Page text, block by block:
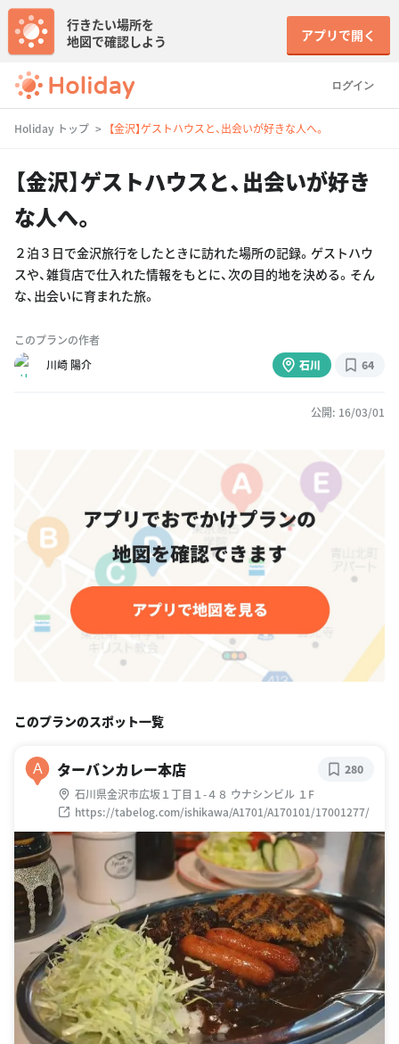
ログイン
行きたい場所を
地図で確認しよう
アプリで開く
Holiday トップ 【金沢】ゲストハウスと、出会いが好きな人へ。
【金沢】ゲストハウスと、出会いが好き
な人へ。
２泊３日で金沢旅行をしたときに訪れた場所の記録。ゲストハウ
スや、雑貨店で仕入れた情報をもとに、次の目的地を決める。そん
な、出会いに育まれた旅。
このプランの作者
川崎 陽介
石川 64
公開: 16/03/01
このプランのスポット一覧
A ターバンカレー本店
石川県金沢市広坂１丁目１-４８ ウナシンビル １F
https://tabelog.com/ishikawa/A1701/A170101/17001277/
280